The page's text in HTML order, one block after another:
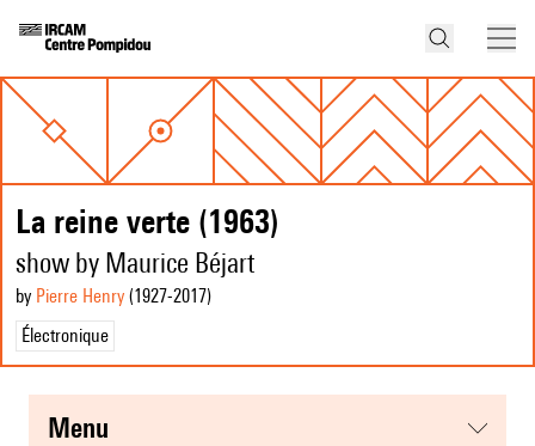
La reine verte (1963)
show by Maurice Béjart
by Pierre Henry (1927-2017)
Électronique
menu